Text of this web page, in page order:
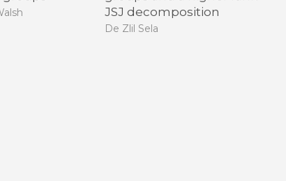
JSJ decomposition
De Zlil Sela